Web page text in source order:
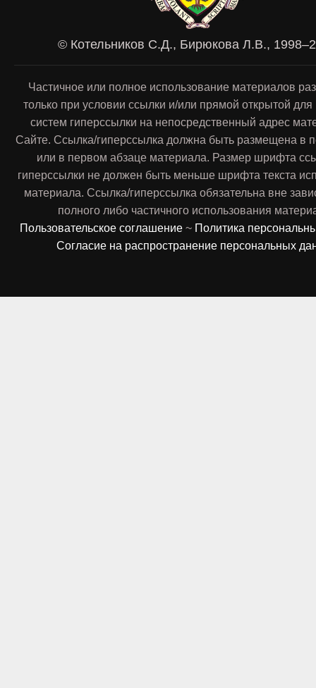
© Котельников С.Д., Бирюкова Л.В.,
Частичное или полное использование материалов
только при условии ссылки и/или прямой открытой
систем гиперссылки на непосредственный адрес
Сайте. Ссылка/гиперссылка должна быть размещена в
или в первом абзаце материала. Размер шрифта
гиперссылки не должен быть меньше шрифта текста
материала. Ссылка/гиперссылка обязательна вне
полного либо частичного использования
Пользовательское соглашение ~ Политика
Согласие на распространение персональных